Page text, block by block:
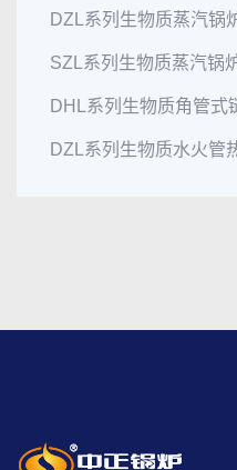
DZL系列生物质蒸汽锅
SZL系列生物质蒸汽锅
DHL系列生物质角管式
DZL系列生物质水火管